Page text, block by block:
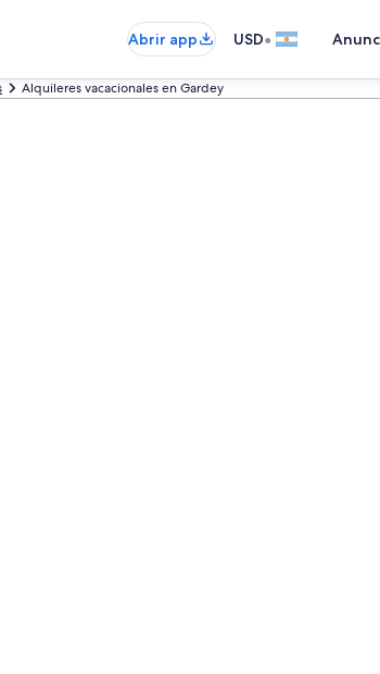
Abrir app USD•
Alquileres vacacionales en Gardey